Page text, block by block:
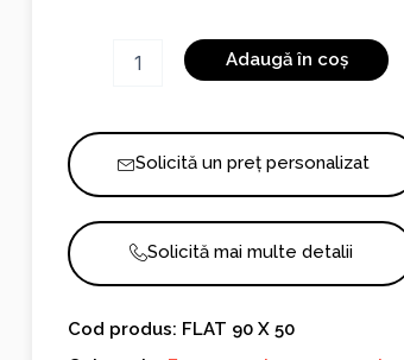
50
Adaugă în coș
Solicită un preț personalizat
Solicită mai multe detalii
Cod produs: FLAT 90 X 50